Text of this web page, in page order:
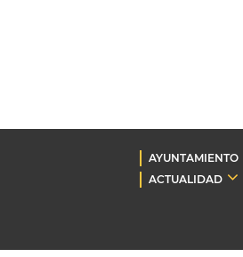
AYUNTAMIENTO
ACTUALIDAD